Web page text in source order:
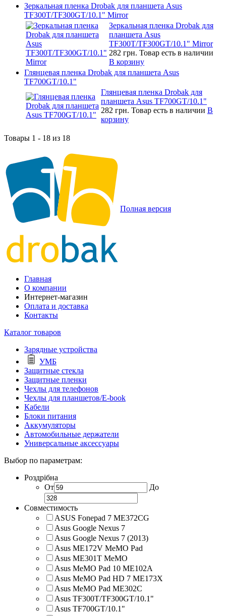
Зеркальная пленка Drobak для планшета Asus
TF300T/TF300GT/10.1" Mirror
Зеркальная пленка Drobak для
планшета Asus
TF300T/TF300GT/10.1" Mirror
282 грн. Товар есть в наличии
В корзину
Глянцевая пленка Drobak для планшета Asus
TF700GT/10.1"
Глянцевая пленка Drobak для
планшета Asus TF700GT/10.1"
282 грн. Товар есть в наличии В
корзину
Товары 1 - 18 из 18
Полная версия
Главная
О компании
Интернет-магазин
Оплата и доставка
Контакты
Каталог товаров
Зарядные устройства
УМБ
Защитные стекла
Защитные пленки
Чехлы для телефонов
Чехлы для планшетов/E-book
Кабели
Блоки питания
Аккумуляторы
Автомобильные держатели
Универсальные аксессуары
Выбор по параметрам:
Роздрібна
От
До
Совместимость
ASUS Fonepad 7 ME372CG
Asus Google Nexus 7
Asus Google Nexus 7 (2013)
Asus ME172V MeMO Pad
Asus ME301T MeMO
Asus MeMO Pad 10 ME102A
Asus MeMO Pad HD 7 ME173X
Asus MeMO Pad ME302C
Asus TF300T/TF300GT/10.1"
Asus TF700GT/10.1"